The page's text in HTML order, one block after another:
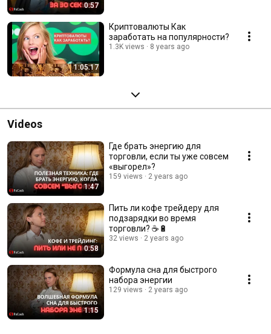
0:57
1:05:17
Криптовалюты Как
заработать на популярности?
1.3K views 8 years ago
Videos
1:47
Где брать энергию для
торговли, если ты уже совсем
«выгорел»?
159 views 2 years ago
0:58
Пить ли кофе трейдеру для
подзарядки во время
торговли? ☕️🔋
32 views 2 years ago
1:15
Формула сна для быстрого
набора энергии
129 views 2 years ago